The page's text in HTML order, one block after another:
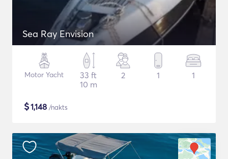
Sea Ray Envision
Motor Yacht
33 ft
10 m
2 1 1
$1,148 /nakts